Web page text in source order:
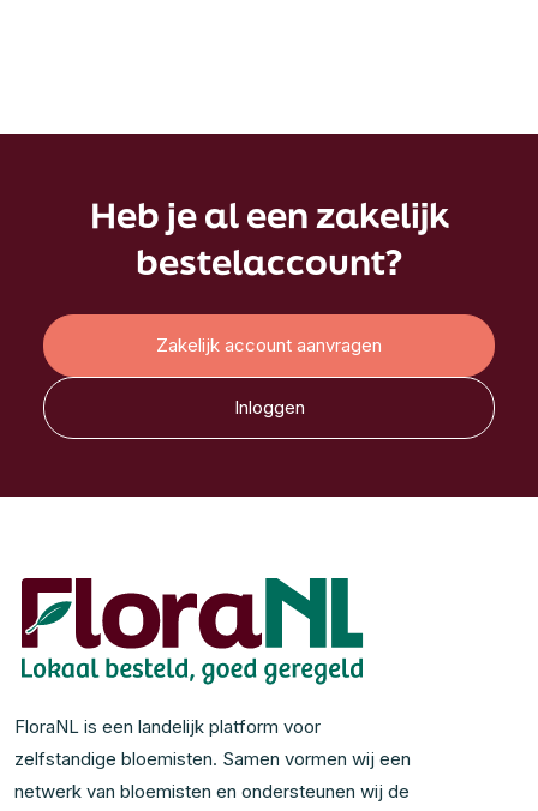
Heb je al een zakelijk
bestelaccount?
Zakelijk account aanvragen
Inloggen
FloraNL is een landelijk platform voor
zelfstandige bloemisten. Samen vormen wij een
netwerk van bloemisten en ondersteunen wij de